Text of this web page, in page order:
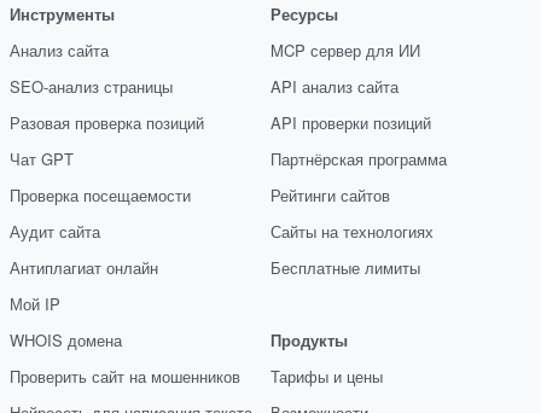
Инструменты
Анализ сайта
SEO-анализ страницы
Разовая проверка позиций
Чат GPT
Проверка посещаемости
Аудит сайта
Антиплагиат онлайн
Мой IP
WHOIS домена
Проверить сайт на мошенников
Ресурсы
MCP сервер для ИИ
API анализ сайта
API проверки позиций
Партнёрская программа
Рейтинги сайтов
Сайты на технологиях
Бесплатные лимиты
Продукты
Тарифы и цены